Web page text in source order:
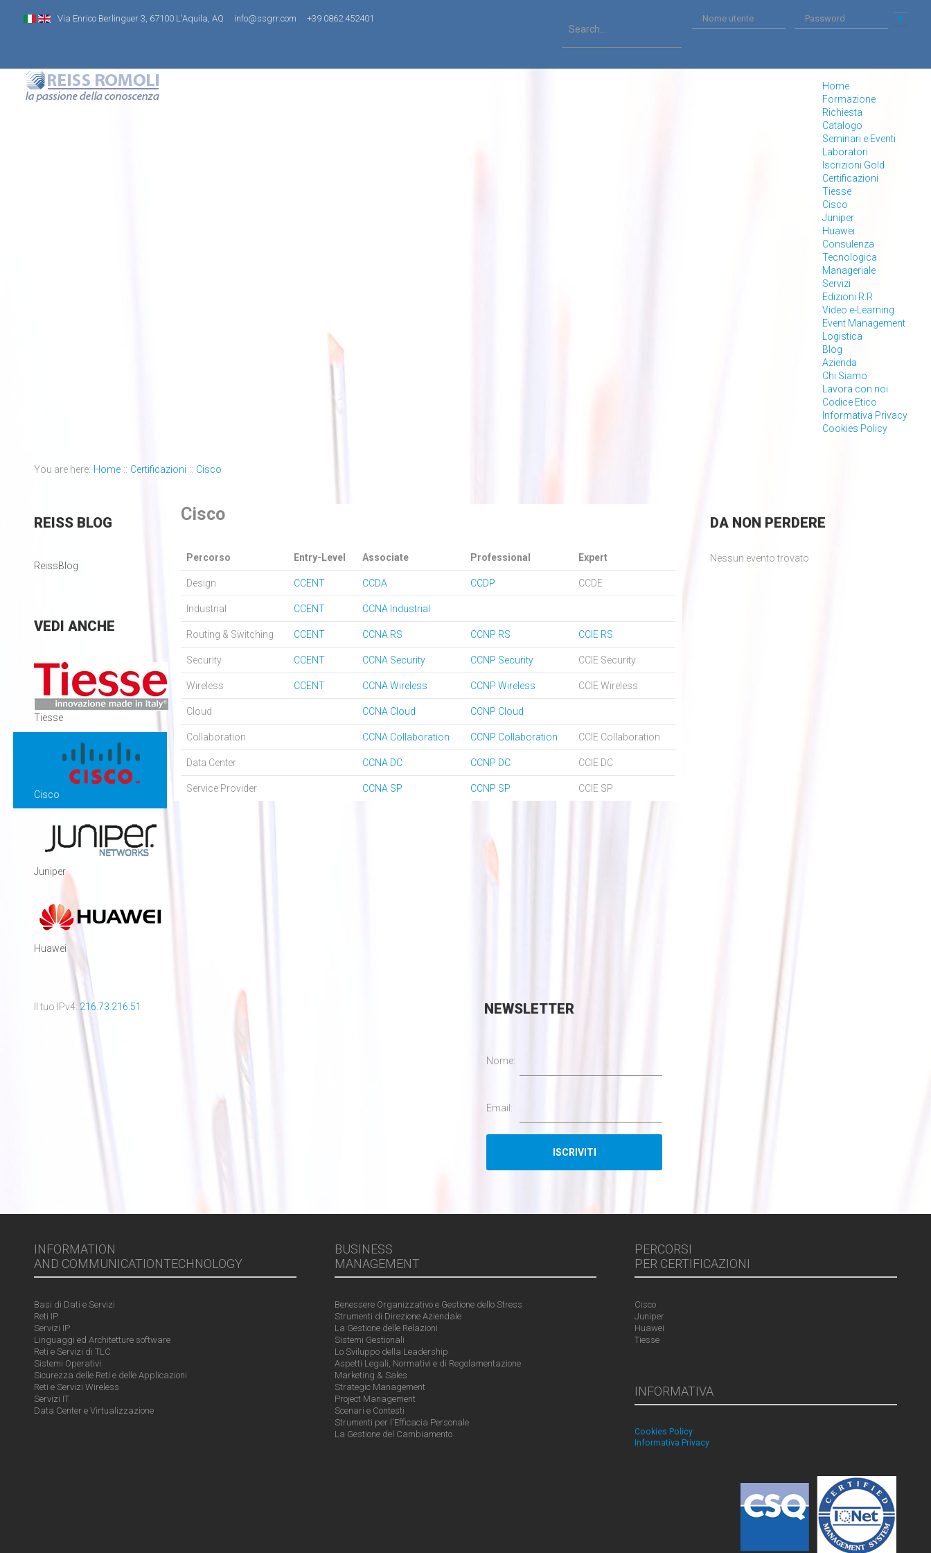
Via Enrico Berlinguer 3, 67100 L'Aquila, AQ info@ssgrr.com +39 0862 452401
Home
Formazione
Richiesta
Catalogo
Seminari e Eventi
Laboratori
Iscrizioni Gold
Certificazioni
Tiesse
Cisco
Juniper
Huawei
Consulenza
Tecnologica
Manageriale
Servizi
Edizioni R.R
Video e-Learning
Event Management
Logistica
Blog
Azienda
Chi Siamo
Lavora con noi
Codice Etico
Informativa Privacy
Cookies Policy
You are here: Home :: Certificazioni :: Cisco
Cisco
Percorso Entry-Level Associate Professional Expert
Design CCENT CCDA CCDP CCDE
Industrial CCENT CCNA Industrial
Routing & Switching CCENT CCNA RS CCNP RS CCIE RS
Security CCENT CCNA Security CCNP Security CCIE Security
Wireless CCENT CCNA Wireless CCNP Wireless CCIE Wireless
Cloud CCNA Cloud CCNP Cloud
Collaboration CCNA Collaboration CCNP Collaboration CCIE Collaboration
Data Center CCNA DC CCNP DC CCIE DC
Service Provider CCNA SP CCNP SP CCIE SP
REISSBLOG
ReissBlog
VEDI ANCHE
Tiesse
Cisco
Juniper
Huawei
DANON PERDERE
Nessun evento trovato
Il tuo IPv4: 216.73.216.51 NEWSLETTER
Nome:
Email:
INFORMATION
AND COMMUNICATIONTECHNOLOGY
Basi di Dati e Servizi
Reti IP
Servizi IP
Linguaggi ed Architetture software
Reti e Servizi di TLC
Sistemi Operativi
Sicurezza delle Reti e delle Applicazioni
Reti e Servizi Wireless
Servizi IT
Data Center e Virtualizzazione
BUSINESS
MANAGEMENT
Benessere Organizzativo e Gestione dello Stress
Strumenti di Direzione Aziendale
La Gestione delle Relazioni
Sistemi Gestionali
Lo Sviluppo della Leadership
Aspetti Legali, Normativi e di Regolamentazione
Marketing & Sales
Strategic Management
Project Management
Scenari e Contesti
Strumenti per l'Efficacia Personale
La Gestione del Cambiamento
PERCORSI
PER CERTIFICAZIONI
Cisco
Juniper
Huawei
Tiesse
INFORMATIVA
Cookies Policy
Informativa Privacy